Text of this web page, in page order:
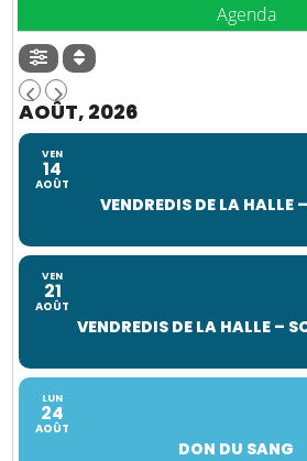
Agenda
AOÛT, 2026
VEN
14
AOÛT
VENDREDIS DE LA HALLE
VEN
21
AOÛT
VENDREDIS DE LA HALLE –
LUN
24
AOÛT
DON DU SANG